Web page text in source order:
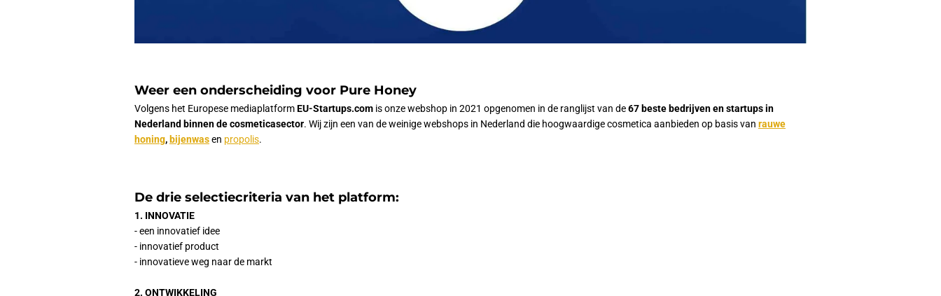
Weer een onderscheiding voor Pure Honey
Volgens het Europese mediaplatformEU-Startups.com is onze webshop in 2021 opgenomen in de ranglijst van de67 beste bedrijven en startups in
Nederland binnen de cosmeticasector. Wijzijn een van deweinigewebshops in Nederland die hoogwaardigecosmetica aanbieden op basisvan rauwe
honing, bijenwasen propolis.
De drie selectiecriteria van het platform:
1. INNOVATIE
- een innovatief idee
- innovatief product
- innovatieve weg naar de markt
2. ONTWIKKELING